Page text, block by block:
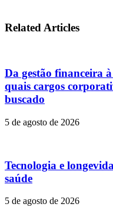
Related Articles
Da gestão financeira
quais cargos
buscado
5 de agosto de 2026
Tecnologia e
saúde
5 de agosto de 2026